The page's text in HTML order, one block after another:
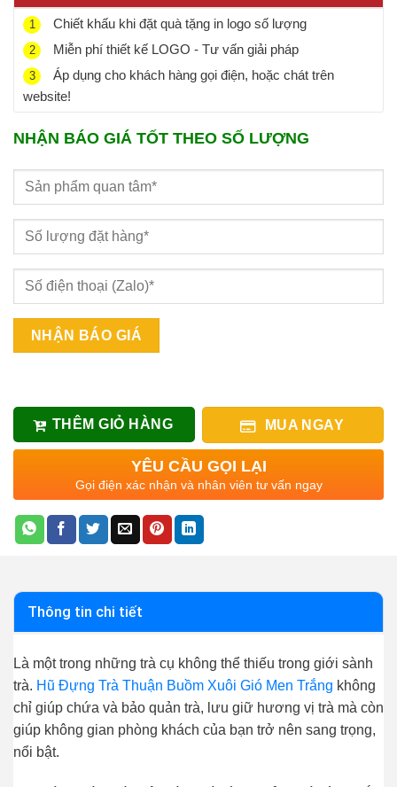
1 Chiết khấu khi đặt quà tặng in logo số lượng
2 Miễn phí thiết kế LOGO - Tư vấn giải pháp
3
Áp dụng cho khách hàng gọi điện, hoặc chát trên
website!
NHẬN BÁO GIÁ TỐT THEO SỐ LƯỢNG
THÊM GIỎ HÀNG MUA NGAY
YÊU CẦU GỌI LẠI
Gọi điện xác nhận và nhân viên tư vấn ngay
Thông tin chi tiết
Là một trong những trà cụ không thể thiếu trong giới sành
trà. Hũ Đựng Trà Thuận Buồm Xuôi Gió Men Trắng không
chỉ giúp chứa và bảo quản trà, lưu giữ hương vị trà mà còn
giúp không gian phòng khách của bạn trở nên sang trọng,
nổi bật.